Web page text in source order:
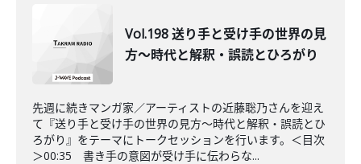
Vol.198 送り手と受け手の世界の見
方〜時代と解釈・誤読とひろがり
先週に続きマンガ家／アーティストの近藤聡乃さんを迎え
て『送り手と受け手の世界の見方〜時代と解釈・誤読とひ
ろがり』をテーマにトークセッションを行います。＜目次
＞00:35 書き手の意図が受け手に伝わらな...